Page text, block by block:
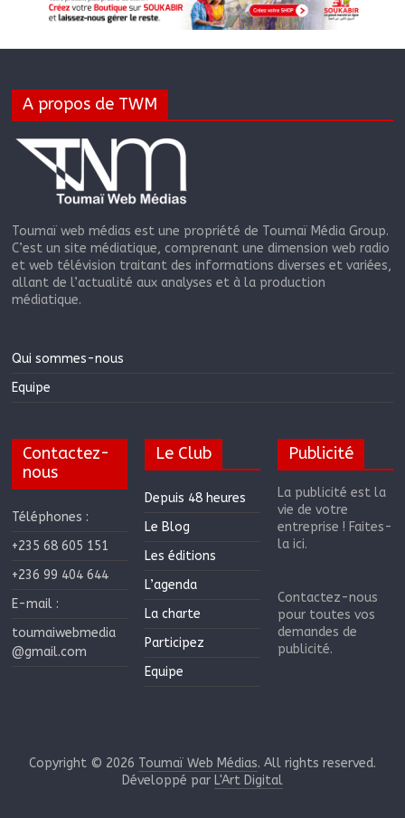
A propos de TWM
Toumaï web médias est une propriété de Toumaï Média Group.
C’est un site médiatique, comprenant une dimension web radio
et web télévision traitant des informations diverses et variées,
allant de l’actualité aux analyses et à la production
médiatique.
Qui sommes-nous
Equipe
Contactez-
nous
Téléphones :
+235 68 605 151
+236 99 404 644
E-mail :
toumaiwebmedia
@gmail.com
Le Club
Depuis 48 heures
Le Blog
Les éditions
L’agenda
La charte
Participez
Equipe
Publicité
La publicité est la
vie de votre
entreprise ! Faites-
la ici.
Contactez-nous
pour toutes vos
demandes de
publicité.
Copyright © 2026 Toumaï Web Médias. All rights reserved.
Développé par L'Art Digital